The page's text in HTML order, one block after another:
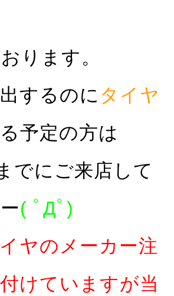
ります。
するのに タイヤ
予定の方は
でにご来店して
( ﾟДﾟ)
ヤのメーカー注
けていますが当